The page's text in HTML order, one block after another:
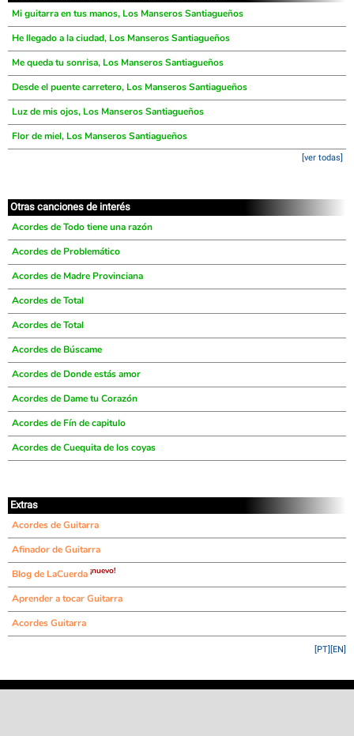
Mi guitarra en tus manos, Los Manseros Santiagueños
He llegado a la ciudad, Los Manseros Santiagueños
Me queda tu sonrisa, Los Manseros Santiagueños
Desde el puente carretero, Los Manseros Santiagueños
Luz de mis ojos, Los Manseros Santiagueños
Flor de miel, Los Manseros Santiagueños
[ver todas]
Otras canciones de interés
Acordes de Todo tiene una razón
Acordes de Problemático
Acordes de Madre Provinciana
Acordes de Total
Acordes de Total
Acordes de Búscame
Acordes de Donde estás amor
Acordes de Dame tu Corazón
Acordes de Fín de capitulo
Acordes de Cuequita de los coyas
Extras
Acordes de Guitarra
Afinador de Guitarra
Blog de LaCuerda ¡nuevo!
Aprender a tocar Guitarra
Acordes Guitarra
[EN]
[PT]